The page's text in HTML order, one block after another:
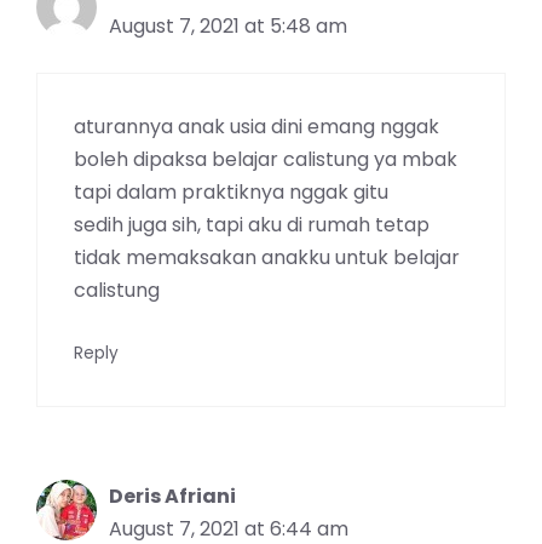
August 7, 2021 at 5:48 am
aturannya anak usia dini emang nggak
boleh dipaksa belajar calistung ya mbak
tapi dalam praktiknya nggak gitu
sedih juga sih, tapi aku di rumah tetap
tidak memaksakan anakku untuk belajar
calistung
Reply
Deris Afriani
August 7, 2021 at 6:44 am